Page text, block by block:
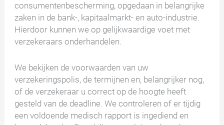
consumentenbescherming, opgedaan in belangrijke
zaken in de bank-, kapitaalmarkt- en auto-industrie.
Hierdoor kunnen we op gelijkwaardige voet met
verzekeraars onderhandelen.
We bekijken de voorwaarden van uw
verzekeringspolis, de termijnen en, belangrijker nog,
of de verzekeraar u correct op de hoogte heeft
gesteld van de deadline. We controleren of er tijdig
een voldoende medisch rapport is ingediend en